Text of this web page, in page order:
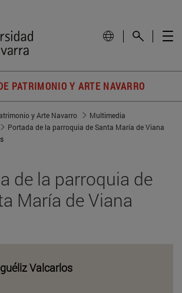
PATRIMONIO Y ARTE NAVARRO
y Arte Navarro
Multimedia
Portada de la parroquia de Santa María de Viana
de la parroquia de
María de Viana
Valcarlos